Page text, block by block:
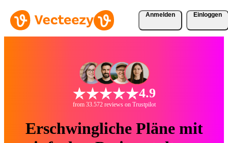
Anmelden Einloggen
4.9
from 33.572 reviews on Trustpilot
Erschwingliche Pläne mit